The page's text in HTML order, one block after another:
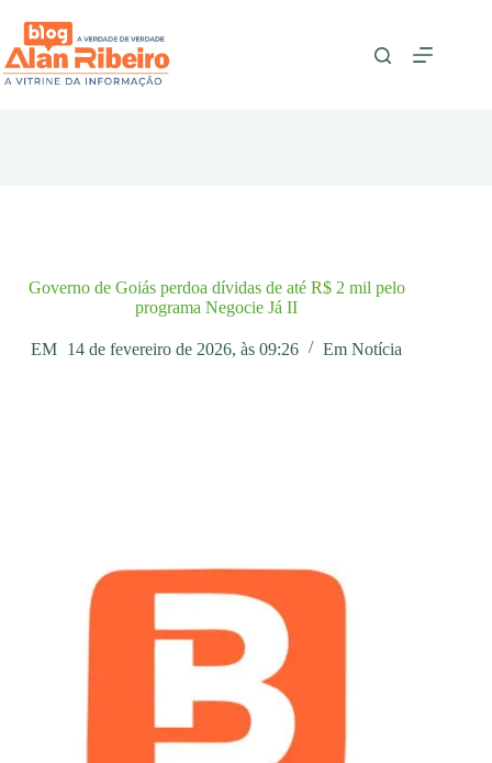
para
conteúdo
Governo de Goiás perdoa dívidas de até R$ 2 mil pelo
programa Negocie Já II
EM 14 de fevereiro de 2026, às 09:26 Em Notícia